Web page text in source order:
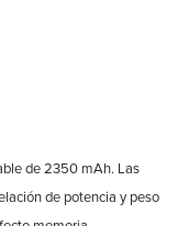
de 2350 mAh. Las
de potencia y peso